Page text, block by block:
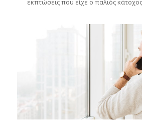
εκπτώσεις που είχε ο παλιός